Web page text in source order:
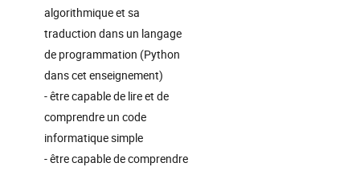
algorithmique et sa
traduction dans un langage
de programmation (Python
dans cet enseignement)
- être capable de lire et de
comprendre un code
informatique simple
- être capable de comprendre